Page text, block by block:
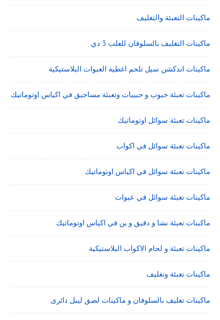
ماكينات التعبئة والتغليف
ماكينات التغليف بالسلوفان للعلب 3 دي
ماكينات اندكشن سيل تلحم اغطية العبوات البلاستيكية
ماكينات تعبئة حبوب و حبيبات وتعبئة مساحيق في اكياس اوتوماتيك
ماكينات تعبئة سوائل اوتوماتيك
ماكينات تعبئة سوائل في اكواب
ماكينات تعبئة سوائل في اكياس اوتوماتيك
ماكينات تعبئة سوائل في عبوات
ماكينات تعبئة نشا و دقيق و بن في اكياس اوتوماتيك
ماكينات تعبئة و لحام الاكواب البلاستيكية
ماكينات تعبئة وتغليف
ماكينات تغليف بالسلوفان و ماكينات لصق ليبل دائرى